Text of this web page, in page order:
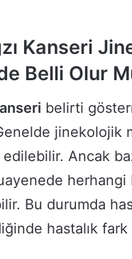
Kanseri
Belli Olur
belirti
jinekolojik
Ancak
herhangi
Bu durumda
hastalık